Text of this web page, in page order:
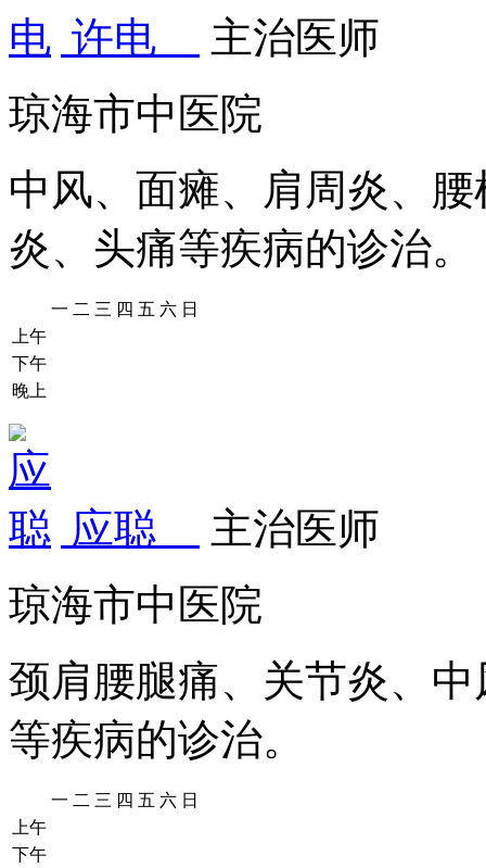
许电
主治医师
琼海市中医院
中风、面瘫、肩周炎、
炎、头痛等疾病的诊治。
一 二 三 四 五 六 日
上午
下午
晚上
应聪
主治医师
琼海市中医院
颈肩腰腿痛、关节炎、
等疾病的诊治。
一 二 三 四 五 六 日
上午
下午